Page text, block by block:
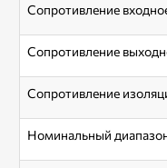
Сопротивление
Сопротивление
Сопротивление
Номинальный